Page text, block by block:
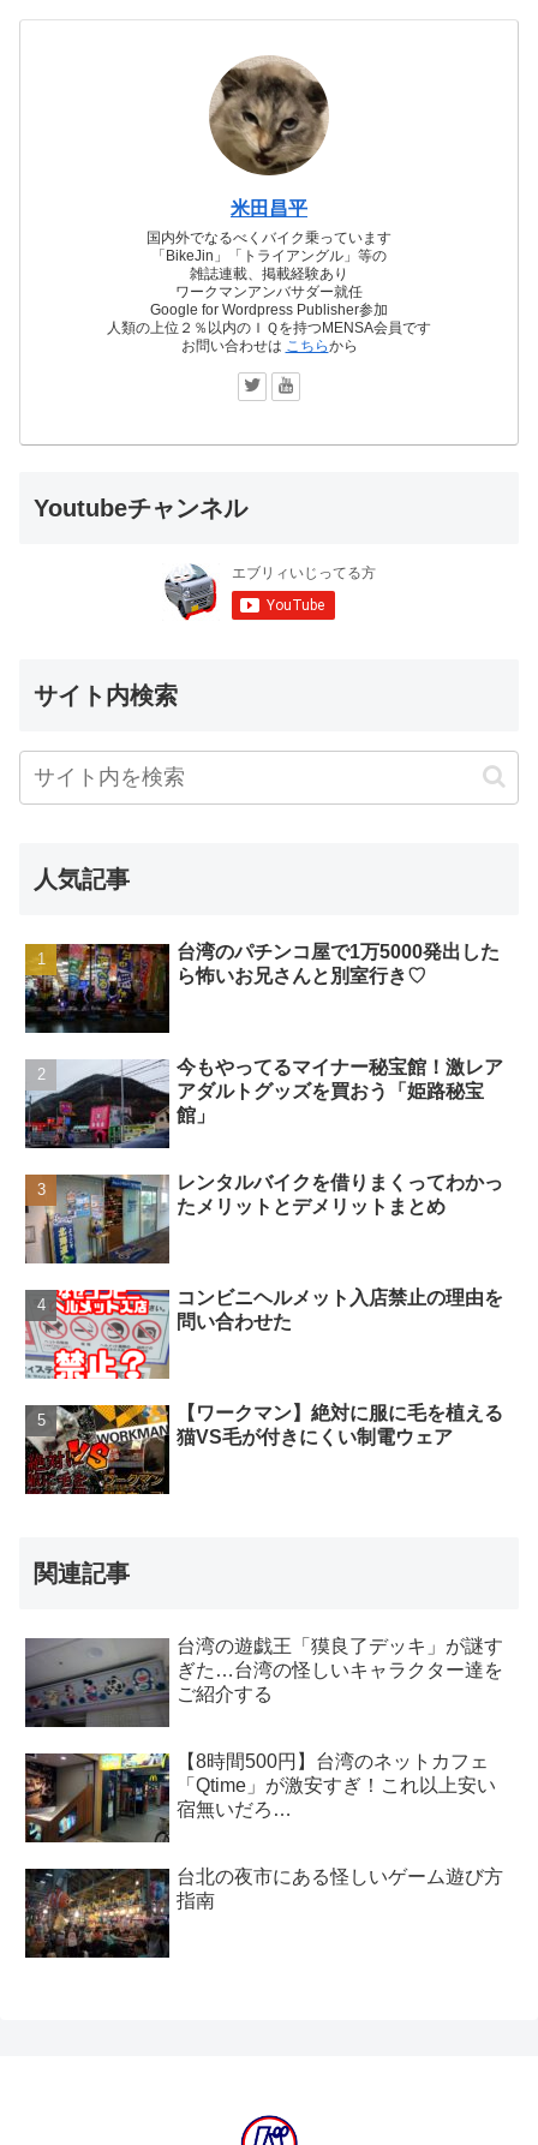
米田昌平
国内外でなるべくバイク乗っています
「BikeJin」「トライアングル」等の
雑誌連載、掲載経験あり
ワークマンアンバサダー就任
Google for Wordpress Publisher参加
人類の上位２％以内のＩＱを持つMENSA会員です
お問い合わせは こちらから
Youtubeチャンネル
サイト内検索
人気記事
台湾のパチンコ屋で1万5000発出した
ら怖いお兄さんと別室行き♡
今もやってるマイナー秘宝館！激レア
アダルトグッズを買おう「姫路秘宝
館」
レンタルバイクを借りまくってわかっ
たメリットとデメリットまとめ
コンビニヘルメット入店禁止の理由を
問い合わせた
【ワークマン】絶対に服に毛を植える
猫VS毛が付きにくい制電ウェア
関連記事
台湾の遊戯王「獏良了デッキ」が謎す
ぎた…台湾の怪しいキャラクター達を
ご紹介する
【8時間500円】台湾のネットカフェ
「Qtime」が激安すぎ！これ以上安い
宿無いだろ…
台北の夜市にある怪しいゲーム遊び方
指南